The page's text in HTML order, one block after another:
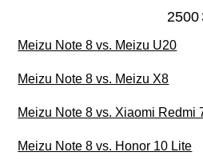
2500
Meizu Note 8 vs. Meizu U20
Meizu Note 8 vs. Meizu X8
Meizu Note 8 vs. Xiaomi Redmi
Meizu Note 8 vs. Honor 10 Lite